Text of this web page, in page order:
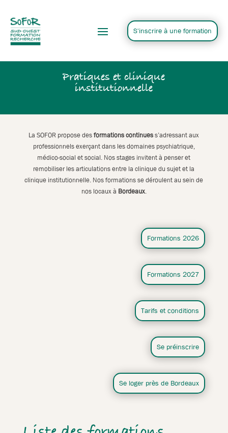
S'inscrire à une formation
S'inscrire à une formation
Pratiques et clinique
institutionnelle
La SOFOR propose desformations continuess’adressant aux
professionnels exerçant dans les domaines psychiatrique,
médico-social et social. Nos stages invitent à penser et
remobiliser les articulations entre la clinique du sujet et la
clinique institutionnelle. Nos formations se déroulent au sein de
nos locaux à Bordeaux.
Formations 2026
Formations 2027
Tarifs et conditions
Se préinscrire
Se loger près de Bordeaux